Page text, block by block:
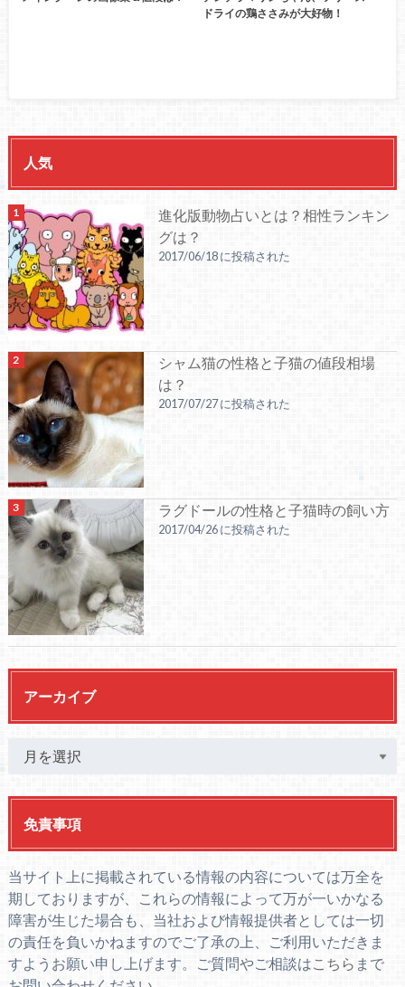
ドライの鶏ささみが大好物！
人気
進化版動物占いとは？相性ランキン
グは？
2017/06/18 に投稿された
シャム猫の性格と子猫の値段相場
は？
2017/07/27 に投稿された
ラグドールの性格と子猫時の飼い方
2017/04/26 に投稿された
アーカイブ
免責事項
当サイト上に掲載されている情報の内容については万全を
期しておりますが、これらの情報によって万が一いかなる
障害が生じた場合も、当社および情報提供者としては一切
の責任を負いかねますのでご了承の上、ご利用いただきま
すようお願い申し上げます。ご質問やご相談はこちら まで